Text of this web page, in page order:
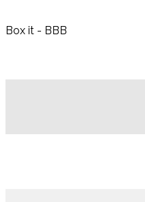
Box it - BBB